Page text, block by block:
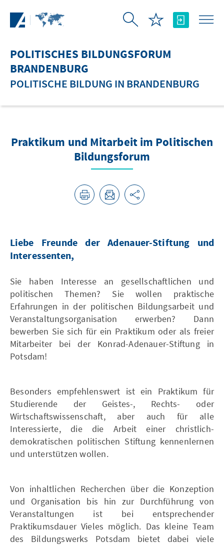
POLITISCHES BILDUNGSFORUM
BRANDENBURG
POLITISCHE BILDUNG IN BRANDENBURG
Praktikum und Mitarbeit im Politischen
Bildungsforum
Liebe Freunde der Adenauer-Stiftung und
Interessenten,
Sie haben Interesse an gesellschaftlichen und
politischen Themen? Sie wollen praktische
Erfahrungen in der politischen Bildungsarbeit und
Veranstaltungsorganisation erwerben? Dann
bewerben Sie sich für ein Praktikum oder als freier
Mitarbeiter bei der Konrad-Adenauer-Stiftung in
Potsdam!
Besonders empfehlenswert ist ein Praktikum für
Studierende der Geistes-, Rechts- oder
Wirtschaftswissenschaft, aber auch für alle
Interessierte, die die Arbeit einer christlich-
demokratischen politischen Stiftung kennenlernen
und unterstützen wollen.
Von inhaltlichen Recherchen über die Konzeption
und Organisation bis hin zur Durchführung von
Veranstaltungen ist bei entsprechender
Praktikumsdauer Vieles möglich. Das kleine Team
des Bildungswerks Potsdam bietet dabei viele